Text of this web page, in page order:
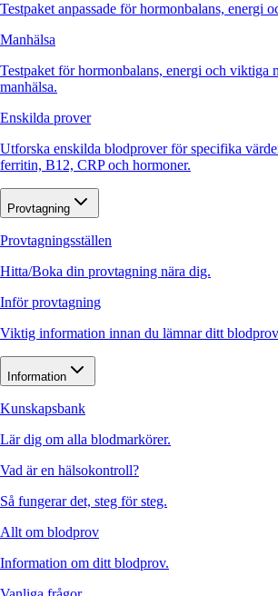
Testpaket anpassade för hormonbalans, energi
Manhälsa
Testpaket för hormonbalans, energi och viktiga
manhälsa.
Enskilda prover
Utforska enskilda blodprover för specifika
ferritin, B12, CRP och hormoner.
Provtagning
Provtagningsställen
Hitta/Boka din provtagning nära dig.
Inför provtagning
Viktig information innan du lämnar ditt
Information
Kunskapsbank
Lär dig om alla blodmarkörer.
Vad är en hälsokontroll?
Så fungerar det, steg för steg.
Allt om blodprov
Information om ditt blodprov.